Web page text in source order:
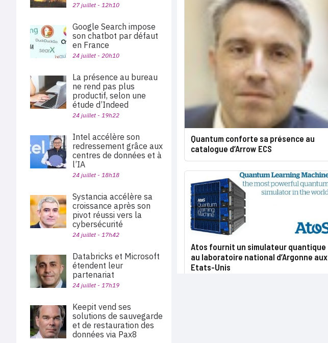
Quantum conforte sa présence au
catalogue d’Arrow ECS
Atos fournit un simulateur quantique
au laboratoire national d’Argonne aux
Etats-Unis
27 juillet - 12h10
Google Search impose
son chatbot par défaut
en France
24 juillet - 20h10
La présence au bureau
ne rend pas plus
productif, selon une
étude d’Indeed
24 juillet - 19h22
Intel accélère son
redressement grâce aux
centres de données et à
l’IA
24 juillet - 18h18
Systancia accélère sa
croissance après son
pivot réussi vers la
cybersécurité
24 juillet - 17h42
Databricks et Microsoft
étendent leur
partenariat
24 juillet - 17h19
Keepit vend ses
solutions de sauvegarde
et de restauration des
données via Pax8